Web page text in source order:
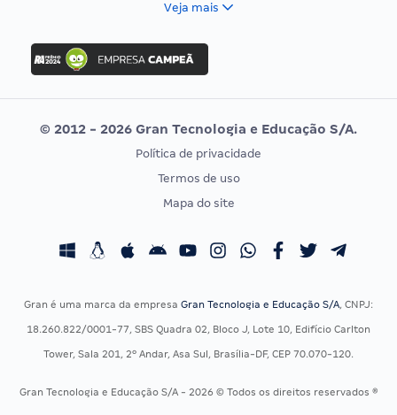
Concurso Ibama
Concurso MPU
Editais publicados
Vunesp
CONCURSOS POR PROFISSÃO
Concursos Fiscais
Concursos Saúde
Residência Multiprofissional
EXAME DE ORDEM
Calendário OAB
Veja mais
© 2012 - 2026 Gran Tecnologia e Educação S/A.
Política de privacidade
Termos de uso
Mapa do site
Gran é uma marca da empresa Gran Tecnologia e Educação S/A, CNPJ:
18.260.822/0001-77, SBS Quadra 02, Bloco J, Lote 10, Edifício Carlton
Tower, Sala 201, 2º Andar, Asa Sul, Brasília-DF, CEP 70.070-120.
Gran Tecnologia e Educação S/A - 2026 © Todos os direitos reservados ®